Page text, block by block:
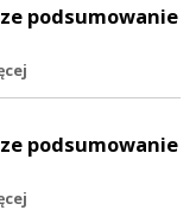
podsumowanie
podsumowanie